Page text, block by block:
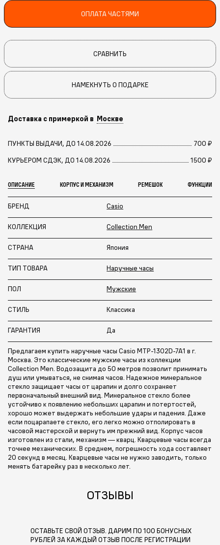
ОПЛАТА ЧАСТЯМИ
СРАВНИТЬ
НАМЕКНУТЬ О ПОДАРКЕ
Доставка с примеркой в Москве
ПУНКТЫ ВЫДАЧИ, ДО 14.08.2026
700 ₽
КУРЬЕРОМ СДЭК, ДО 14.08.2026
1500 ₽
ОПИСАНИЕ КОРПУС И МЕХАНИЗМ РЕМЕШОК ФУНКЦИИ
БРЕНД Casio
КОЛЛЕКЦИЯ Collection Men
СТРАНА Япония
ТИП ТОВАРА Наручные часы
ПОЛ Мужские
СТИЛЬ Классика
ГАРАНТИЯ Да
Предлагаем купить наручные часы Casio MTP-1302D-7A1 в г.
Москва. Это классические мужские часы из коллекции
Collection Men. Водозащита до 50 метров позволит принимать
душ или умываться, не снимая часов. Надежное минеральное
стекло защищает часы от царапин и долго сохраняет
первоначальный внешний вид. Минеральное стекло более
устойчиво к появлению небольших царапин и потертостей,
хорошо может выдержать небольшие удары и падения. Даже
если поцарапаете стекло, его легко можно отполировать в
часовой мастерской и вернуть им прежний вид. Корпус часов
изготовлен из стали, механизм — кварц. Кварцевые часы всегда
точнее механических. В среднем, погрешность хода составляет
20 секунд в месяц. Кварцевые часы не нужно заводить, только
менять батарейку раз в несколько лет.
ОТЗЫВЫ
ОСТАВЬТЕ СВОЙ ОТЗЫВ. ДАРИМ ПО 100 БОНУСНЫХ
РУБЛЕЙ ЗА КАЖДЫЙ ОТЗЫВ ПОСЛЕ РЕГИСТРАЦИИ